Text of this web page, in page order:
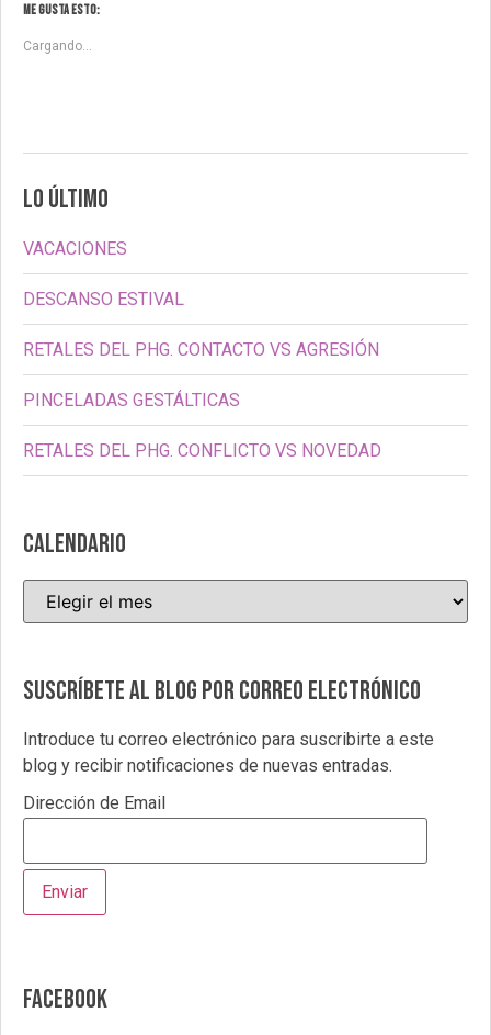
Me gusta esto:
Cargando...
LO ÚLTIMO
VACACIONES
DESCANSO ESTIVAL
RETALES DEL PHG. CONTACTO VS AGRESIÓN
PINCELADAS GESTÁLTICAS
RETALES DEL PHG. CONFLICTO VS NOVEDAD
CALENDARIO
Suscríbete al blog por correo electrónico
Introduce tu correo electrónico para suscribirte a este
blog y recibir notificaciones de nuevas entradas.
Dirección de Email
Facebook